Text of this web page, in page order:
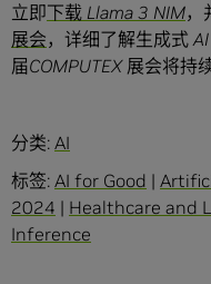
立即下载 Llama 3 NIM，
展会，详细了解生成式
届COMPUTEX 展会将持
分类: AI
标签: AI for Good |
2024 | Healthcare and
Inference